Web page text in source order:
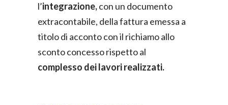
l’integrazione,con un documento
extracontabile, della fattura emessa a
titolo di acconto con il richiamo allo
sconto concesso rispetto al
complesso dei lavori realizzati.